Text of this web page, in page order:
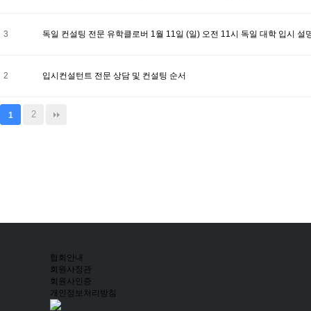
3 독일 컨설팅 전문 유학클로버 1월 11일 (일) 오전 11시 독일 대학 입시 설
2 입시컨설턴트 전문 상담 및 컨설팅 순서
1 2
협회안내
회원사정관
회원사인증
개인정보처리방침